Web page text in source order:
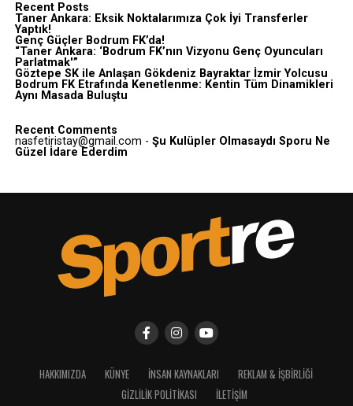
Recent Posts
Taner Ankara: Eksik Noktalarımıza Çok İyi Transferler
Yaptık!
Genç Güçler Bodrum FK’da!
“Taner Ankara: ‘Bodrum FK’nın Vizyonu Genç Oyuncuları
Parlatmak'”
Göztepe SK ile Anlaşan Gökdeniz Bayraktar İzmir Yolcusu
Bodrum FK Etrafında Kenetlenme: Kentin Tüm Dinamikleri
Aynı Masada Buluştu
Recent Comments
nasfetiristay@gmail.com - Şu Kulüpler Olmasaydı Sporu Ne
Güzel İdare Ederdim
HAKKIMIZDA KÜNYE İNSAN KAYNAKLARI
REKLAM & İŞBIRLIĞI
GIZLILIK POLITIKASI
İLETIŞIM